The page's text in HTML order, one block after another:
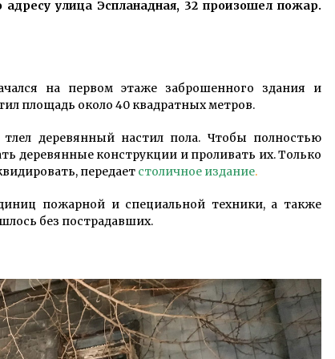
на Хрещатику перекриють
7 років ago
9 років ago
Норвегії
7 років ago
улица Эспланадная, 32 произошел пожар.
на первом этаже заброшенного здания и
площадь около 40 квадратных метров.
деревянный настил пола. Чтобы полностью
деревянные конструкции и проливать их. Только
передает столичное издание.
пожарной и специальной техники, а также
без пострадавших.